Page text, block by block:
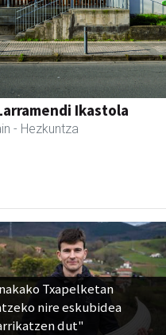
Ikastola
- Hezkuntza
Txapelketan
nire eskubidea
dut"